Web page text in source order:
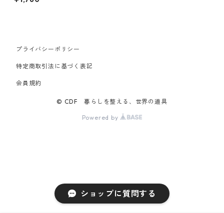
ショップに質問する
babyroo 8444 ルートート IP.
プライバシーポリシー
特定商取引法に基づく表記
会員規約
© CDF 暮らしを整える、世界の道具
Powered by